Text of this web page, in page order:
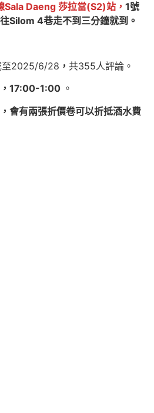
Sala Daeng 莎拉當(S2)站， 1號
Silom 4巷走不到三分鐘就到。
至2025/6/28 ， 共355人評論。
，17:00-1:00 。
會有兩張折價卷可以折抵酒水費